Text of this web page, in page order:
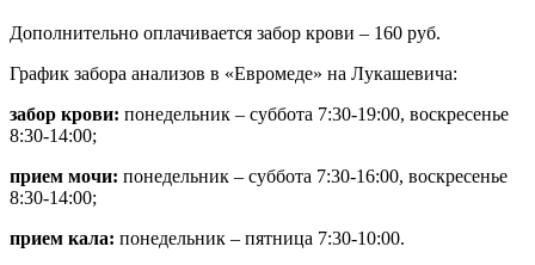
Дополнительно оплачивается забор крови – 160 руб.
График забора анализов в «Евромеде» на Лукашевича:
забор крови: понедельник – суббота 7:30-19:00, воскресенье
8:30-14:00;
прием мочи: понедельник – суббота 7:30-16:00, воскресенье
8:30-14:00;
прием кала: понедельник – пятница 7:30-10:00.